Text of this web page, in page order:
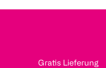
Gratis Lieferung